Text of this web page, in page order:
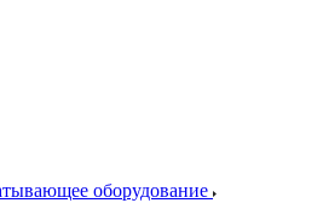
оборудование